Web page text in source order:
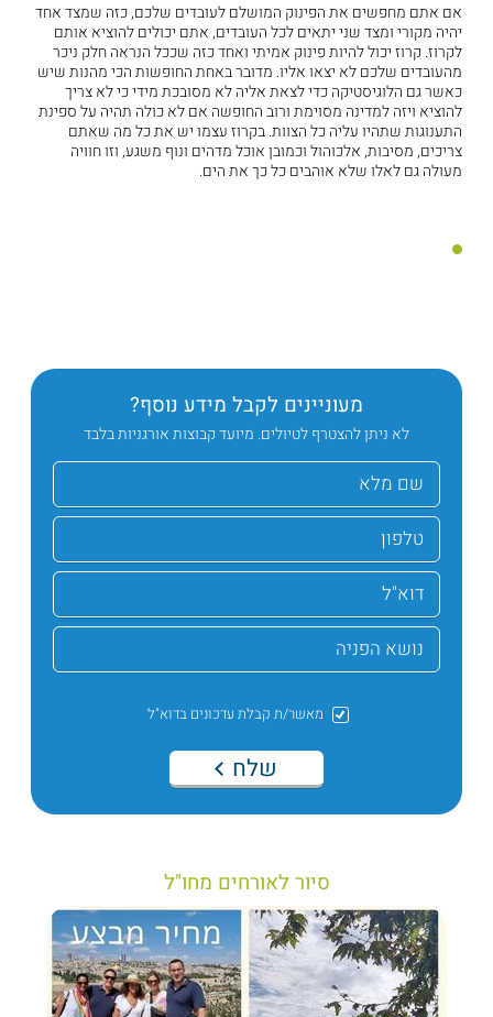
אם אתם מחפשים את הפינוק המושלם לעובדים שלכם, כזה שמצד אחד
יהיה מקורי ומצד שני יתאים לכל העובדים, אתם יכולים להוציא אותם
לקרוז. קרוז יכול להיות פינוק אמיתי ואחד כזה שככל הנראה חלק ניכר
מהעובדים שלכם לא יצאו אליו. מדובר באחת החופשות הכי מהנות שיש
כאשר גם הלוגיסטיקה כדי לצאת אליה לא מסובכת מידי כי לא צריך
להוציא ויזה למדינה מסוימת ורוב החופשה אם לא כולה תהיה על ספינת
התענוגות שתהיו עליה כל הצוות. בקרוז עצמו יש את כל מה שאתם
צריכים, מסיבות, אלכוהול וכמובן אוכל מדהים ונוף משגע, וזו חוויה
מעולה גם לאלו שלא אוהבים כל כך את הים.
מעוניינים לקבל מידע נוסף?
לא ניתן להצטרף לטיולים. מיועד קבוצות אורגניות בלבד
מאשר/ת קבלת עדכונים בדוא"ל
שלח
סיור לאורחים מחו"ל